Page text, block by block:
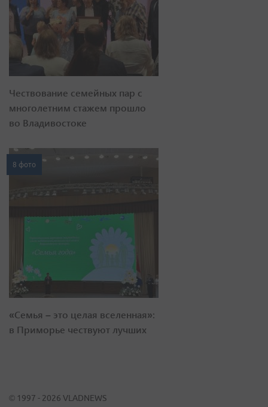
Чествование семейных пар с
многолетним стажем прошло
во Владивостоке
8 фото
«Семья – это целая вселенная»:
в Приморье чествуют лучших
© 1997 - 2026 VLADNEWS